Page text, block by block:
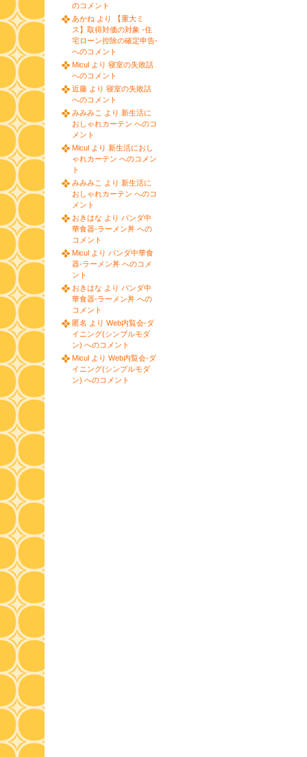
のコメント
あかね より 【重大ミ
ス】取得対価の対象 -住
宅ローン控除の確定申告-
へのコメント
Micul より 寝室の失敗話
へのコメント
近藤 より 寝室の失敗話
へのコメント
みみみこ より 新生活に
おしゃれカーテン へのコ
メント
Micul より 新生活におし
ゃれカーテン へのコメン
ト
みみみこ より 新生活に
おしゃれカーテン へのコ
メント
おきはな より パンダ中
華食器-ラーメン丼 への
コメント
Micul より パンダ中華食
器-ラーメン丼 へのコメ
ント
おきはな より パンダ中
華食器-ラーメン丼 への
コメント
匿名 より Web内覧会-ダ
イニング(シンプルモダ
ン) へのコメント
Micul より Web内覧会-ダ
イニング(シンプルモダ
ン) へのコメント